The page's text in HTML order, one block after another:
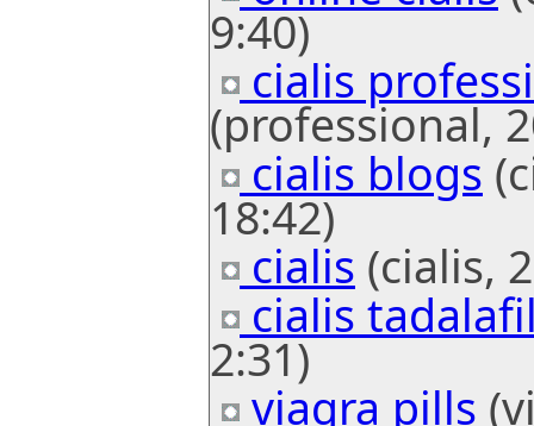
9:40)
cialis
(professional,
cialis blogs
18:42)
cialis (cialis,
cialis
2:31)
viagra pills